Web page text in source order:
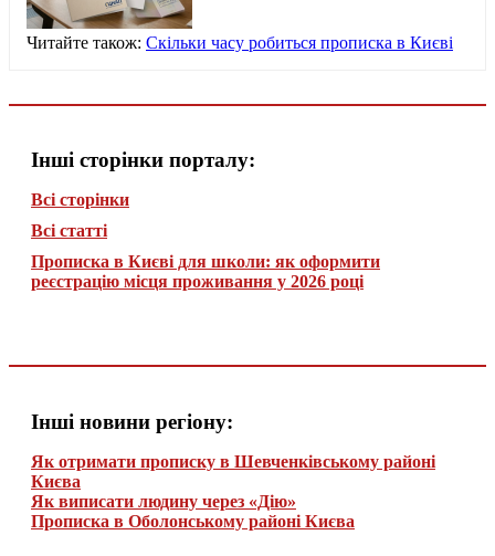
Читайте також: Скільки часу робиться прописка в Києві
Інші сторінки порталу:
Всі сторінки
Всі статті
Прописка в Києві для школи: як оформити
реєстрацію місця проживання у 2026 році
Інші новини регіону:
Як отримати прописку в Шевченківському районі
Києва
Як виписати людину через «Дію»
Прописка в Оболонському районі Києва